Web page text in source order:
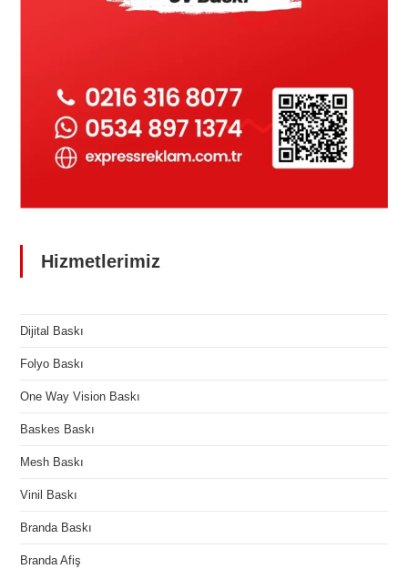
Hizmetlerimiz
Dijital Baskı
Folyo Baskı
One Way Vision Baskı
Baskes Baskı
Mesh Baskı
Vinil Baskı
Branda Baskı
Branda Afiş